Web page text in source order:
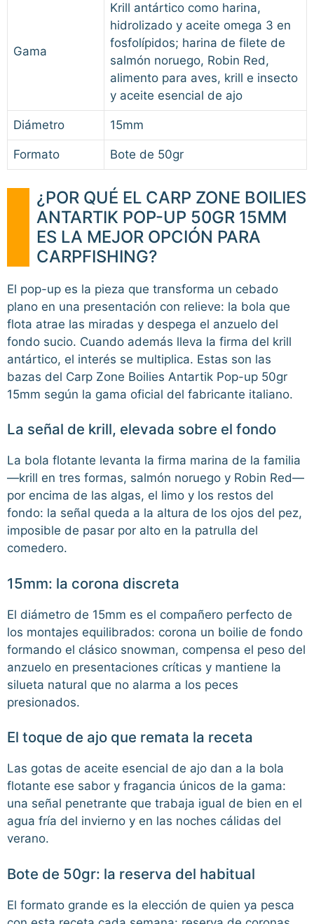
Gama
Krill antártico como harina,
hidrolizado y aceite omega 3 en
fosfolípidos; harina de filete de
salmón noruego, Robin Red,
alimento para aves, krill e insecto
y aceite esencial de ajo
Diámetro 15mm
Formato Bote de 50gr
¿POR QUÉ EL CARP ZONE BOILIES
ANTARTIK POP-UP 50GR 15MM
ES LA MEJOR OPCIÓN PARA
CARPFISHING?
El pop-up es la pieza que transforma un cebado
plano en una presentación con relieve: la bola que
flota atrae las miradas y despega el anzuelo del
fondo sucio. Cuando además lleva la firma del krill
antártico, el interés se multiplica. Estas son las
bazas del Carp Zone Boilies Antartik Pop-up 50gr
15mm según la gama oficial del fabricante italiano.
La señal de krill, elevada sobre el fondo
La bola flotante levanta la firma marina de la familia
—krill en tres formas, salmón noruego y Robin Red—
por encima de las algas, el limo y los restos del
fondo: la señal queda a la altura de los ojos del pez,
imposible de pasar por alto en la patrulla del
comedero.
15mm: la corona discreta
El diámetro de 15mm es el compañero perfecto de
los montajes equilibrados: corona un boilie de fondo
formando el clásico snowman, compensa el peso del
anzuelo en presentaciones críticas y mantiene la
silueta natural que no alarma a los peces
presionados.
El toque de ajo que remata la receta
Las gotas de aceite esencial de ajo dan a la bola
flotante ese sabor y fragancia únicos de la gama:
una señal penetrante que trabaja igual de bien en el
agua fría del invierno y en las noches cálidas del
verano.
Bote de 50gr: la reserva del habitual
El formato grande es la elección de quien ya pesca